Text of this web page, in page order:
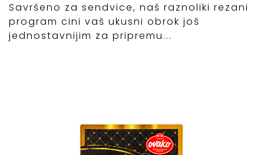
Savršeno za sendvice, naš raznoliki rezani
program cini vaš ukusni obrok još
jednostavnijim za pripremu...